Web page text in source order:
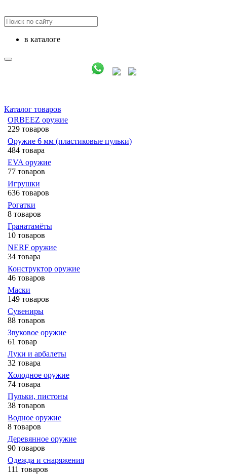
в каталоге
Каталог товаров
ORBEEZ оружие
229 товаров
Оружие 6 мм (пластиковые пульки)
484 товара
EVA оружие
77 товаров
Игрушки
636 товаров
Рогатки
8 товаров
Гранатамёты
10 товаров
NERF оружие
34 товара
Конструктор оружие
46 товаров
Маски
149 товаров
Сувениры
88 товаров
Звуковое оружие
61 товар
Луки и арбалеты
32 товара
Холодное оружие
74 товара
Пульки, пистоны
38 товаров
Водное оружие
8 товаров
Деревянное оружие
90 товаров
Одежда и снаряжения
111 товаров